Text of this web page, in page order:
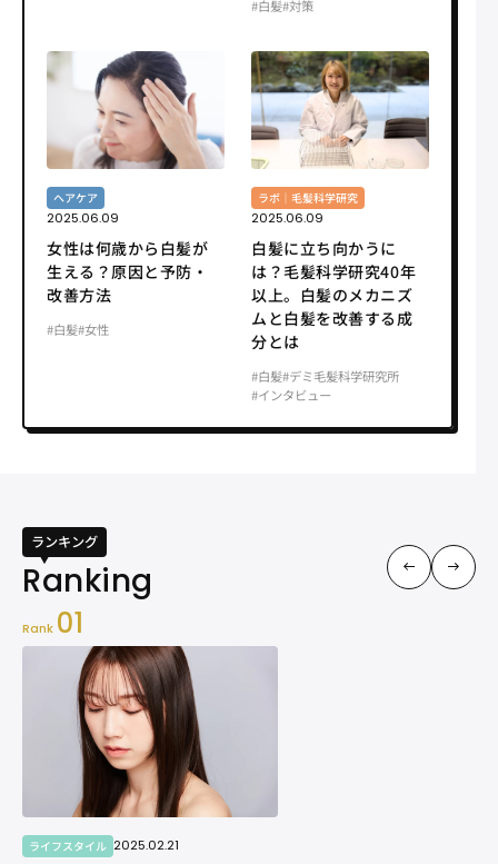
#白髪#対策
ヘアケア
2025.06.09
女性は何歳から白髪が
生える？原因と予防・
改善方法
#白髪#女性
ラボ｜毛髪科学研究
2025.06.09
白髪に立ち向かうに
は？毛髪科学研究40年
以上。白髪のメカニズ
ムと白髪を改善する成
分とは
#白髪#デミ毛髪科学研究所
#インタビュー
ランキング
Rank 01
ライフスタイル 2025.02.21